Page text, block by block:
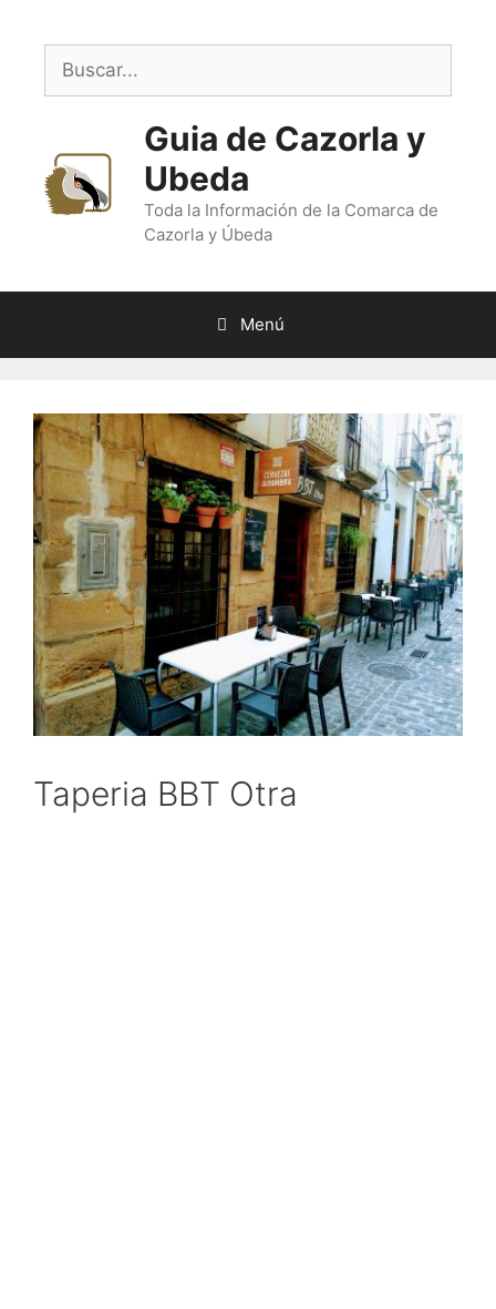
contenido
Buscar:
Guia de Cazorla y
Ubeda
Toda la Información de la Comarca de
Cazorla y Úbeda
Menú
Taperia BBT Otra